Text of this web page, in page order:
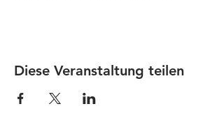
Diese Veranstaltung teilen